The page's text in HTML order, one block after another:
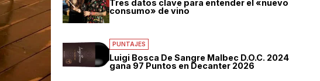
Tres datos clave para entender el «nuevo
consumo» de vino
PUNTAJES
Luigi Bosca De Sangre Malbec D.O.C. 2024
gana 97 Puntos en Decanter 2026